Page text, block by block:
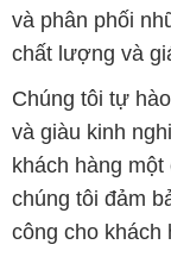
và phân phối
chất lượng và
Chúng tôi tự
và giàu kinh
khách hàng
chúng tôi đảm
công cho khách